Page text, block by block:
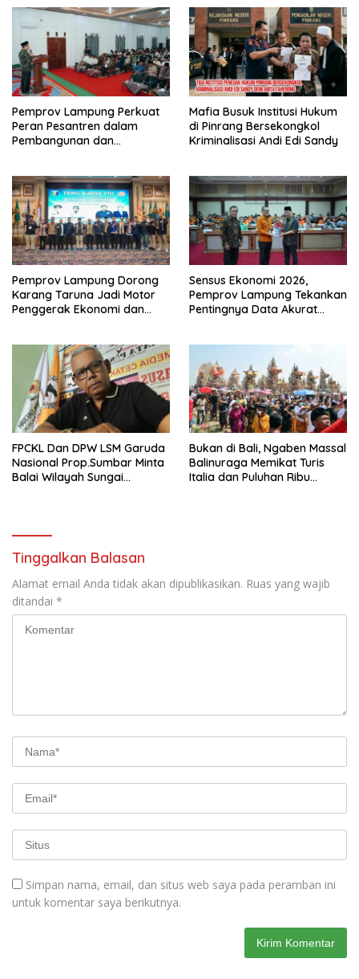
Pemprov Lampung Perkuat
Peran Pesantren dalam
Pembangunan dan
Mafia Busuk Institusi Hukum
di Pinrang Bersekongkol
Kriminalisasi Andi Edi Sandy
Pemprov Lampung Dorong
Karang Taruna Jadi Motor
Penggerak Ekonomi dan
Sensus Ekonomi 2026,
Pemprov Lampung Tekankan
Pentingnya Data Akurat
FPCKL Dan DPW LSM Garuda
Nasional Prop.Sumbar Minta
Balai Wilayah Sungai
Bukan di Bali, Ngaben Massal
Balinuraga Memikat Turis
Italia dan Puluhan Ribu
Tinggalkan Balasan
Alamat email Anda tidak akan dipublikasikan. Ruas yang wajib
ditandai *
Simpan nama, email, dan situs web saya pada peramban ini
untuk komentar saya berikutnya.